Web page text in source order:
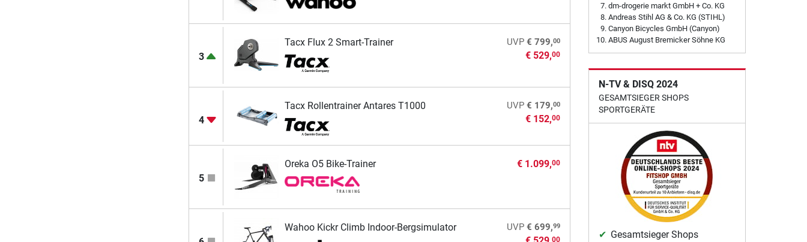
3
Tacx Flux 2 Smart-Trainer UVP € 799,00
€ 529,00
4
Tacx Rollentrainer Antares T1000 UVP € 179,00
€ 152,00
5
Oreka O5 Bike-Trainer € 1.099,00
Wahoo Kickr Climb Indoor-Bergsimulator UVP € 699,99
00
dm-drogerie markt GmbH + Co. KG
Andreas Stihl AG & Co. KG (STIHL)
Canyon Bicycles GmbH (Canyon)
ABUS August Bremicker Söhne KG
N-TV & DISQ 2024
GESAMTSIEGER SHOPS
SPORTGERÄTE
Gesamtsieger Shops